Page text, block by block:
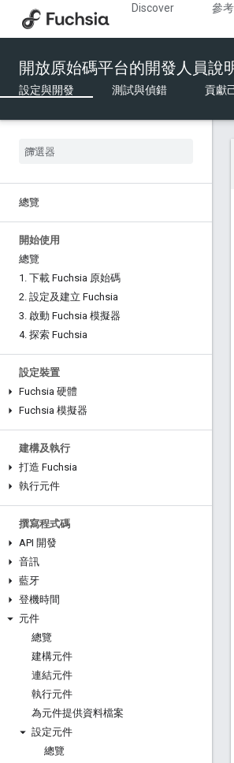
Discover 參
開放原始碼平台的開發人員說
設定與開發 測試與偵錯 貢獻
總覽
開始使用
總覽
1 . 下載 Fuchsia 原始碼
2. 設定及建立 Fuchsia
3. 啟動 Fuchsia 模擬器
4. 探索 Fuchsia
設定裝置
Fuchsia 硬體
Fuchsia 模擬器
建構及執行
打造 Fuchsia
執行元件
撰寫程式碼
API 開發
音訊
藍牙
登機時間
元件
總覽
建構元件
連結元件
執行元件
為元件提供資料檔案
設定元件
總覽